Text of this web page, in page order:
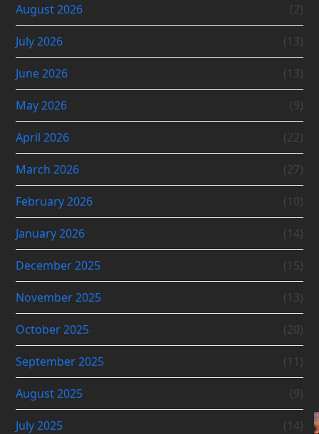
August 2026 (2)
July 2026 (13)
June 2026 (13)
May 2026 (9)
April 2026 (22)
March 2026 (27)
February 2026 (10)
January 2026 (14)
December 2025 (15)
November 2025 (13)
October 2025 (20)
September 2025 (11)
August 2025 (9)
July 2025 (14)